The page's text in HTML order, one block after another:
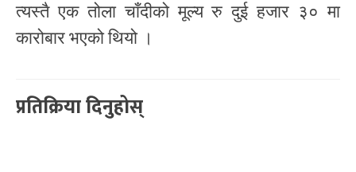
त्यस्तै एक तोला चाँदीको मूल्य रु दुई हजार ३० मा
कारोबार भएको थियो ।
प्रतिक्रिया दिनुहोस्